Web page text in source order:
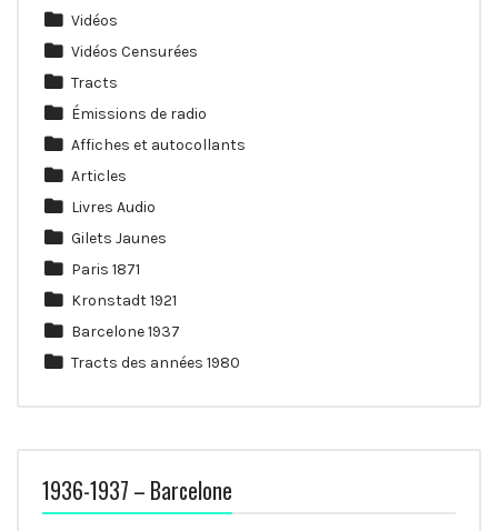
Vidéos
Vidéos Censurées
Tracts
Émissions de radio
Affiches et autocollants
Articles
Livres Audio
Gilets Jaunes
Paris 1871
Kronstadt 1921
Barcelone 1937
Tracts des années 1980
1936-1937 – Barcelone